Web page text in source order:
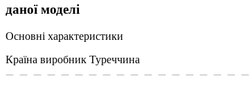
даної моделі
Основні характеристики
Країна виробник Туреччина